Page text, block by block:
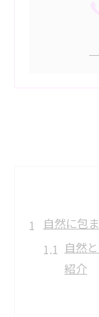
自然に包
自然
紹介
澄ん